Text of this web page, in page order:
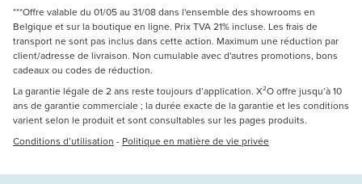
***Offre valable du 01/05 au 31/08 dans l'ensemble des showrooms en
Belgique et sur la boutique en ligne. Prix TVA 21% incluse. Les frais de
transport ne sont pas inclus dans cette action. Maximum une réduction par
client/adresse de livraison. Non cumulable avec d'autres promotions, bons
cadeaux ou codes de réduction.
La garantie légale de 2 ans reste toujours d’application. X²O offre jusqu’à 10
ans de garantie commerciale ; la durée exacte de la garantie et les conditions
varient selon le produit et sont consultables sur les pages produits.
Conditions d’utilisation - Politique en matière de vie privée